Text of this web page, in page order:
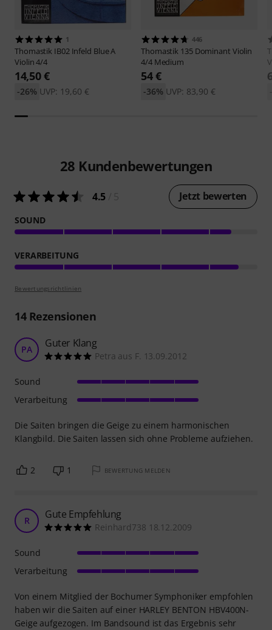
1
Thomastik IB02 Infeld Blue A
Violin 4/4
14,50 €
UVP: 19,60 €
-26%
446
Thomastik 135 Dominant Violin
4/4 Medium
54 €
UVP: 83,90 €
-36%
28 Kundenbewertungen
4.5 Jetzt bewerten
SOUND
VERARBEITUNG
Bewertungsrichtlinien
14Rezensionen
PA Guter Klang
Petra aus F. 13.09.2012
Die Saiten bringen die Geige zu einem harmonischen
Klangbild. Die Saiten lassen sich ohne Probleme aufziehen.
Sound
Verarbeitung
2 1 BEWERTUNG MELDEN
R Gute Empfehlung
Reinhard738 18.12.2009
Von einem Mitglied der Bochumer Symphoniker empfohlen
haben wir die Saiten auf einer HARLEY BENTON HBV400N-
Geige aufgezogen. Im Bandsound ist das Ergebnis sehr
Sound
Verarbeitung